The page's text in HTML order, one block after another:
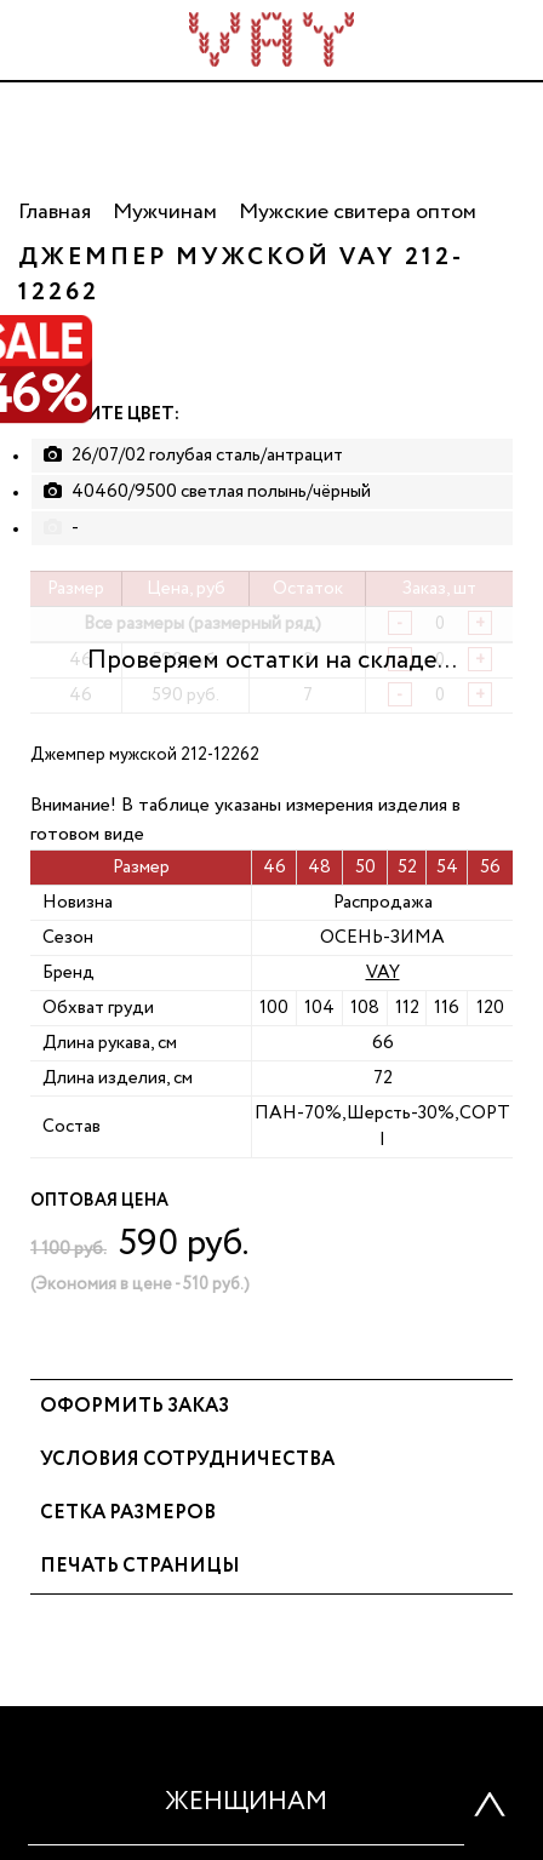
Трикотаж для всей семьи. Сделано в России. Опт
от 5 000 рублей.
Главная Мужчинам Мужские свитера оптом
ДЖЕМПЕР МУЖСКОЙ VAY 212-
12262
ОПТОВАЯ ЦЕНА
1 100 руб. 590 руб.
(Экономия в цене - 510 руб.)
ВЫБЕРИТЕ ЦВЕТ:
26/07/02 голубая сталь/антрацит
40460/9500 светлая полынь/чёрный
-
Размер Цена, руб Остаток
Заказ, шт
Все размеры (размерный ряд)
- +
46 590 руб. 2 - +
46 590 руб. 7 - +
Джемпер мужской 212-12262
Внимание! В таблице указаны измерения изделия в
готовом виде
Размер 46 48 50 52 54
56
Новизна
Распродажа
Сезон
ОСЕНЬ-ЗИМА
Бренд
VAY
Обхват груди
100 104 108 112 116
120
Длина рукава, см
66
Длина изделия, см
72
Состав
ПАН-70%,Шерсть-30%,СОРТ
ОФОРМИТЬ ЗАКАЗ
УСЛОВИЯ СОТРУДНИЧЕСТВА
СЕТКА РАЗМЕРОВ
ПЕЧАТЬ СТРАНИЦЫ
ЖЕНЩИНАМ